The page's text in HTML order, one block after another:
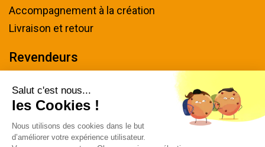
Accompagnement à la création
Livraison et retour
Revendeurs
Nous contacter
Tel : 04 94 48 50 57
Salut c'est nous...
les Cookies !
Nous utilisons des cookies dans le but
d’améliorer votre expérience utilisateur.